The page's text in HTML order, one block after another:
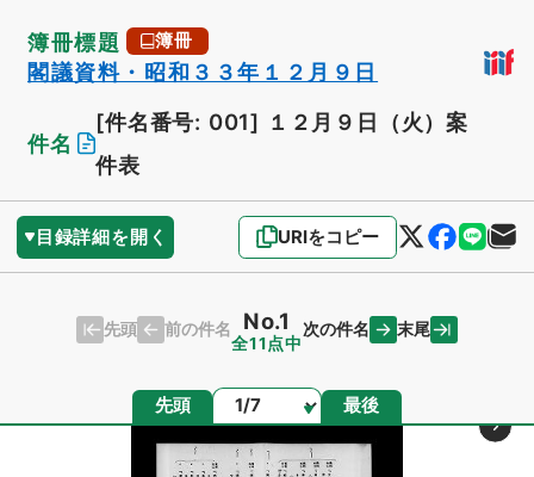
簿冊標題 簿冊
閣議資料・昭和３３年１２月９日
件名
[件名番号: 001] １２月９日（火）案
件表
目録詳細を開く URIをコピー
先頭 前の件名 No.1
全11点中
次の件名 末尾
先頭 ページ 最後